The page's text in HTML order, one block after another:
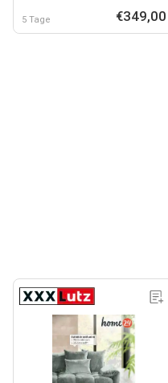
5 Tage €349,00